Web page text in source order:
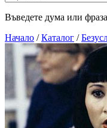
Въведете дума или
Начало / Каталог /